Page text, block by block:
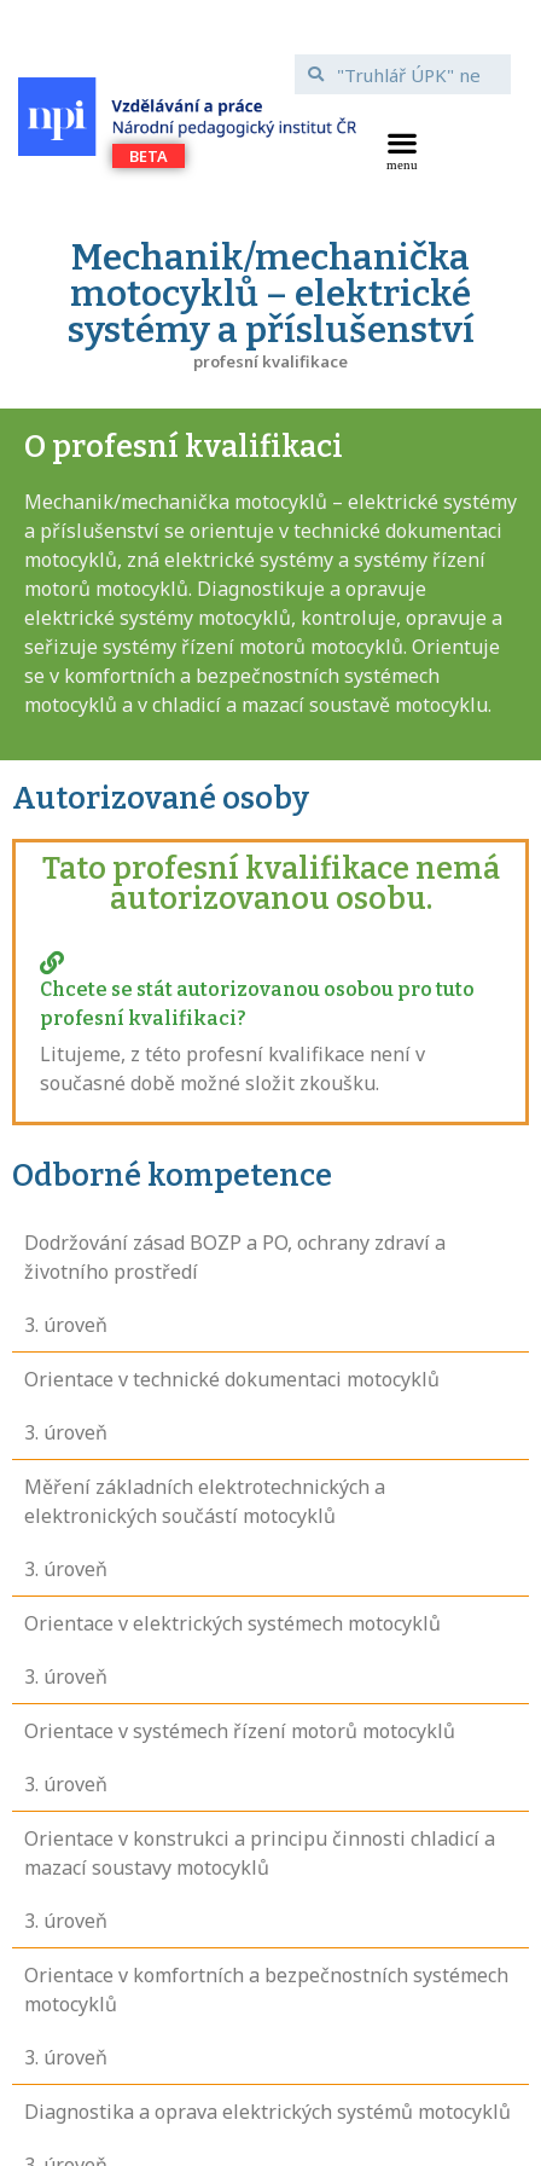
Mechanik/mechanička
motocyklů – elektrické
systémy a příslušenství
profesní kvalifikace
O profesní kvalifikaci
Mechanik/mechanička motocyklů – elektrické systémy
a příslušenství se orientuje v technické dokumentaci
motocyklů, zná elektrické systémy a systémy řízení
motorů motocyklů. Diagnostikuje a opravuje
elektrické systémy motocyklů, kontroluje, opravuje a
seřizuje systémy řízení motorů motocyklů. Orientuje
se v komfortních a bezpečnostních systémech
motocyklů a v chladicí a mazací soustavě motocyklu.
Autorizované osoby
Tato profesní kvalifikace nemá
autorizovanou osobu.
Chcete se stát autorizovanou osobou pro tuto
profesní kvalifikaci?
Litujeme, z této profesní kvalifikace není v
současné době možné složit zkoušku.
Odborné kompetence
Dodržování zásad BOZP a PO, ochrany zdraví a
životního prostředí
3. úroveň
Orientace v technické dokumentaci motocyklů
3. úroveň
Měření základních elektrotechnických a
elektronických součástí motocyklů
3. úroveň
Orientace v elektrických systémech motocyklů
3. úroveň
Orientace v systémech řízení motorů motocyklů
3. úroveň
Orientace v konstrukci a principu činnosti chladicí a
mazací soustavy motocyklů
3. úroveň
Orientace v komfortních a bezpečnostních systémech
motocyklů
3. úroveň
Diagnostika a oprava elektrických systémů motocyklů